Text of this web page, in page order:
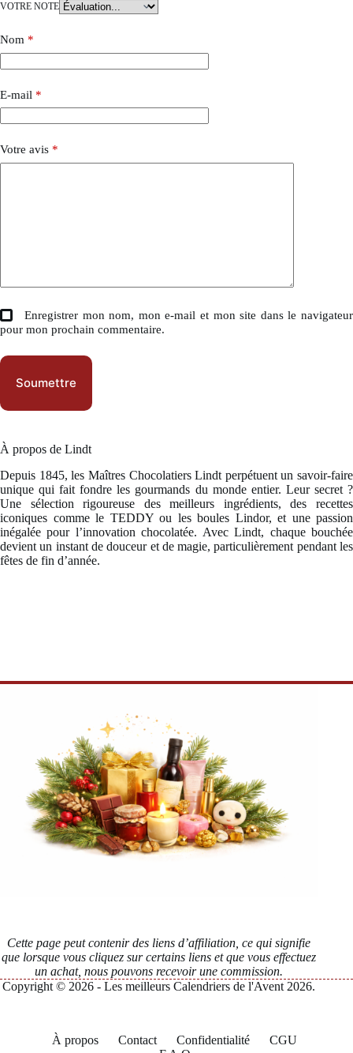
VOTRE NOTE
Nom *
E-mail *
Votre avis *
Enregistrer mon nom, mon e-mail et mon site dans le navigateur
pour mon prochain commentaire.
Soumettre
À propos de Lindt
Depuis 1845, les Maîtres Chocolatiers Lindt perpétuent un savoir-faire
unique qui fait fondre les gourmands du monde entier. Leur secret ?
Une sélection rigoureuse des meilleurs ingrédients, des recettes
iconiques comme le TEDDY ou les boules Lindor, et une passion
inégalée pour l’innovation chocolatée. Avec Lindt, chaque bouchée
devient un instant de douceur et de magie, particulièrement pendant les
fêtes de fin d’année.
Cette page peut contenir des liens d’affiliation, ce qui signifie
que lorsque vous cliquez sur certains liens et que vous effectuez
un achat, nous pouvons recevoir une commission.
Copyright © 2026 - Les meilleurs Calendriers de l'Avent 2026.
À propos Contact Confidentialité
CGU